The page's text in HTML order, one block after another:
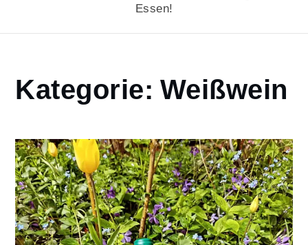
Essen!
Home
Weißwein
Kategorie: Weißwein